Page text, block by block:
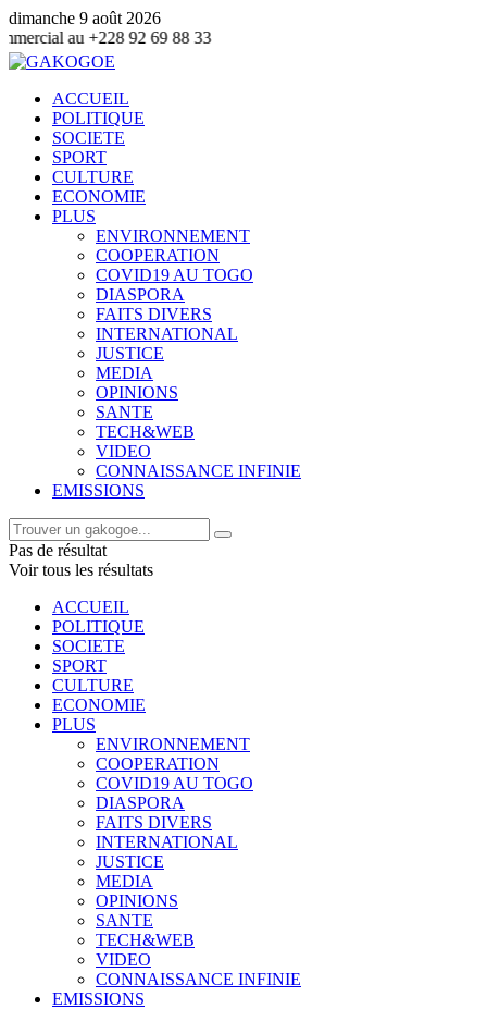
dimanche 9 août 2026
92 69 88 33
ACCUEIL
POLITIQUE
SOCIETE
SPORT
CULTURE
ECONOMIE
PLUS
ENVIRONNEMENT
COOPERATION
COVID19 AU TOGO
DIASPORA
FAITS DIVERS
INTERNATIONAL
JUSTICE
MEDIA
OPINIONS
SANTE
TECH&WEB
VIDEO
CONNAISSANCE INFINIE
EMISSIONS
Pas de résultat
Voir tous les résultats
ACCUEIL
POLITIQUE
SOCIETE
SPORT
CULTURE
ECONOMIE
PLUS
ENVIRONNEMENT
COOPERATION
COVID19 AU TOGO
DIASPORA
FAITS DIVERS
INTERNATIONAL
JUSTICE
MEDIA
OPINIONS
SANTE
TECH&WEB
VIDEO
CONNAISSANCE INFINIE
EMISSIONS